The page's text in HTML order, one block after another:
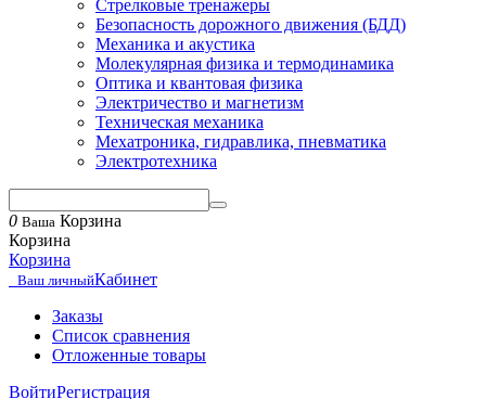
Стрелковые тренажеры
Безопасность дорожного движения (БДД)
Механика и акустика
Молекулярная физика и термодинамика
Оптика и квантовая физика
Электричество и магнетизм
Техническая механика
Мехатроника, гидравлика, пневматика
Электротехника
0 Ваша Корзина
Корзина
Корзина
Ваш личныйКабинет
Заказы
Список сравнения
Отложенные товары
ВойтиРегистрация